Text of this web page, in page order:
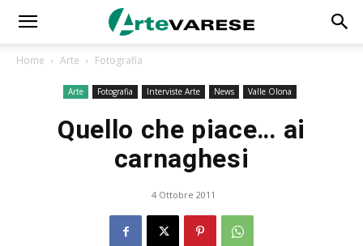
Home Arte Fotografia
Arte Fotografia Interviste Arte News Valle Olona
Quello che piace… ai
carnaghesi
4 Ottobre 2011